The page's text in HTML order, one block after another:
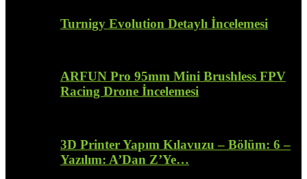
Turnigy Evolution Detaylı İncelemesi
ARFUN Pro 95mm Mini Brushless FPV
Racing Drone İncelemesi
3D Printer Yapım Kılavuzu – Bölüm: 6 –
Yazılım: A’Dan Z’Ye…